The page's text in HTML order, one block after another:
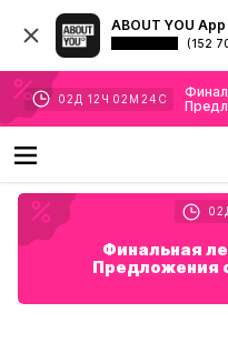
ABOUT YOU App
(152
02 Д 12 Ч 02 М 22 С
02
Финальная
Предложения